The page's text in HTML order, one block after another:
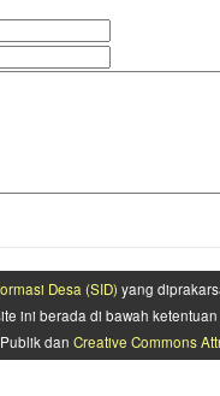
Desa (SID) yang
ini berada di bawah
dan Creative Commons